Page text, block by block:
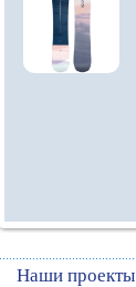
Наши проекты